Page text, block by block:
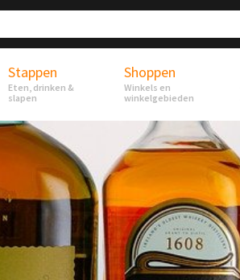
Stappen
Eten, drinken &
slapen
Shoppen
Winkels en
winkelgebieden